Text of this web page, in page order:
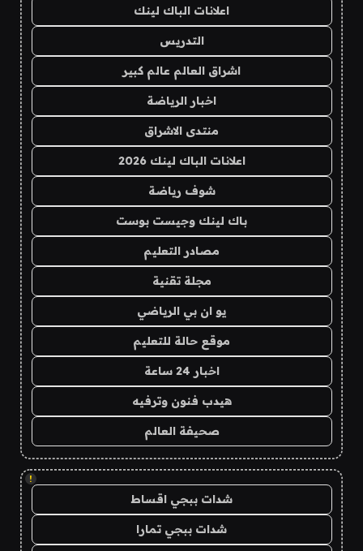
اعلانات الباك لينك
التدريس
اشراق العالم عالم كبير
اخبار الرياضة
منتدى الاشراق
اعلانات الباك لينك 2026
شوف رياضة
باك لينك وجيست بوست
مصادر التعليم
مجلة تقنية
يو ان بي الرياضي
موقع حالة للتعليم
اخبار 24 ساعة
هيدب فنون وترفيه
صحيفة العالم
!
شدات ببجي اقساط
شدات ببجي تمارا